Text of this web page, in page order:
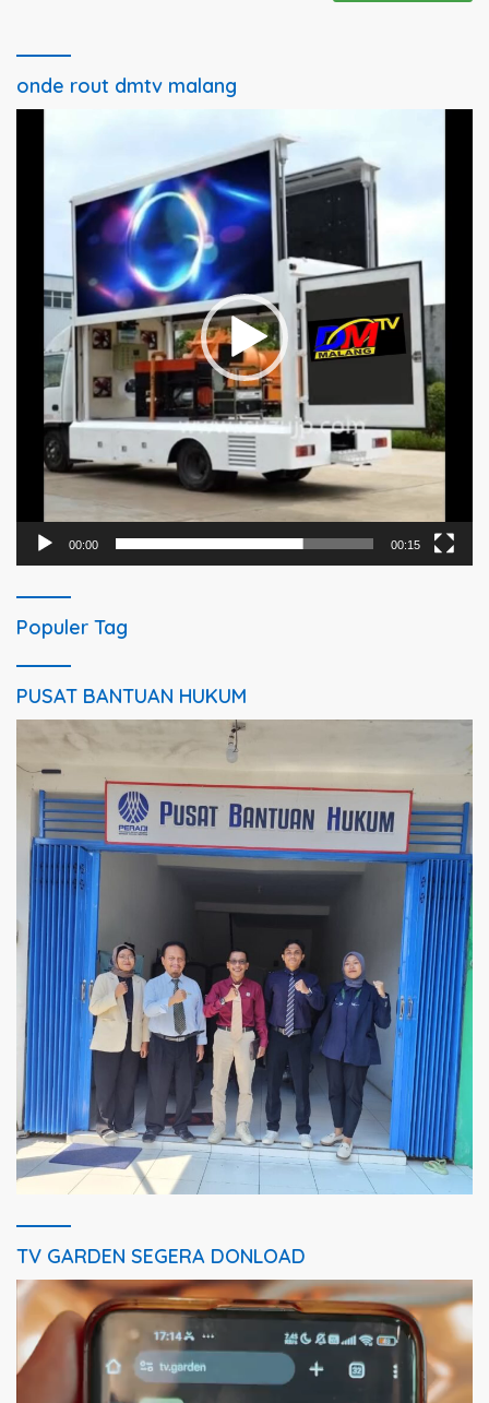
onde rout dmtv malang
00:00 00:15
Populer Tag
PUSAT BANTUAN HUKUM
TV GARDEN SEGERA DONLOAD
Pemutar
Video